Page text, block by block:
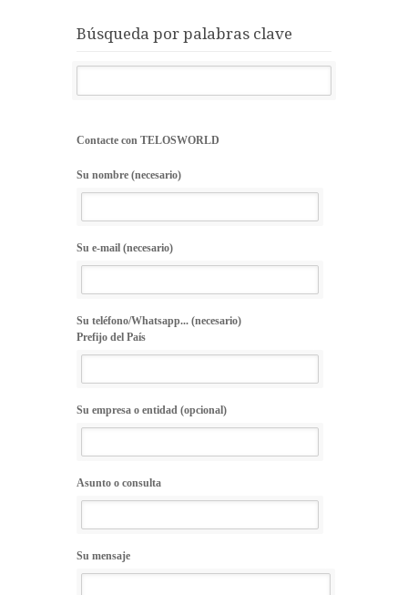
Búsqueda por palabras clave
Contacte con TELOSWORLD
Su nombre (necesario)
Su e-mail (necesario)
Su teléfono/Whatsapp... (necesario)
Prefijo del País
Su empresa o entidad (opcional)
Asunto o consulta
Su mensaje